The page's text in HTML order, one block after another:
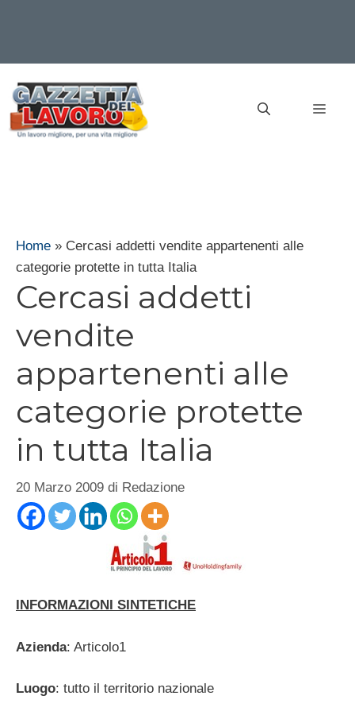
contenuto
Home » Cercasi addetti vendite appartenenti alle
categorie protette in tutta Italia
Cercasi addetti
vendite
appartenenti alle
categorie protette
in tutta Italia
20 Marzo 2009 di Redazione
INFORMAZIONI SINTETICHE
Azienda: Articolo1
Luogo: tutto il territorio nazionale